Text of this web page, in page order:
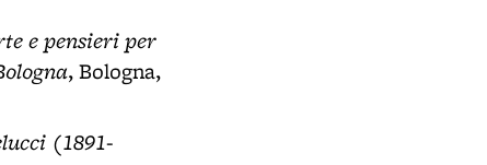
e pensieri per
, Bologna,
(1891-